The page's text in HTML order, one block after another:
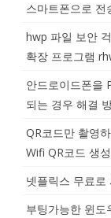
스마트폰으로 전
hwp 파일 보안
확장 프로그램
안드로이드폰을
되는 경우 해결
QR코드만 촬영
Wifi QR코드 생
넷플릭스 무료로
부팅가능한 윈도